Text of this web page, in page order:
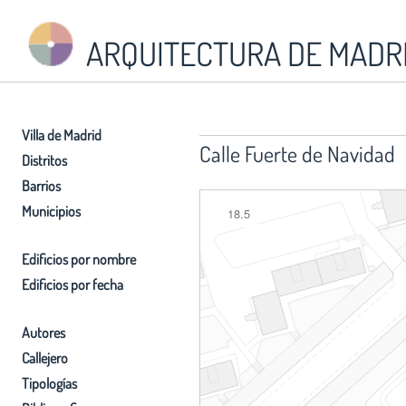
ARQUITECTURA DE
Villa de Madrid
Distritos
Barrios
Municipios
Edificios por nombre
Edificios por fecha
Autores
Callejero
Tipologías
Calle Fuerte de Navidad
18.5